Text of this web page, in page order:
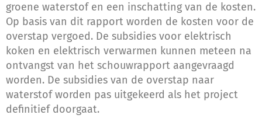
groene waterstof en een inschatting van de kosten.
Op basis van dit rapport worden de kosten voor de
overstap vergoed. De subsidies voor elektrisch
koken en elektrisch verwarmen kunnen meteen na
ontvangst van het schouwrapport aangevraagd
worden. De subsidies van de overstap naar
waterstof worden pas uitgekeerd als het project
definitief doorgaat.